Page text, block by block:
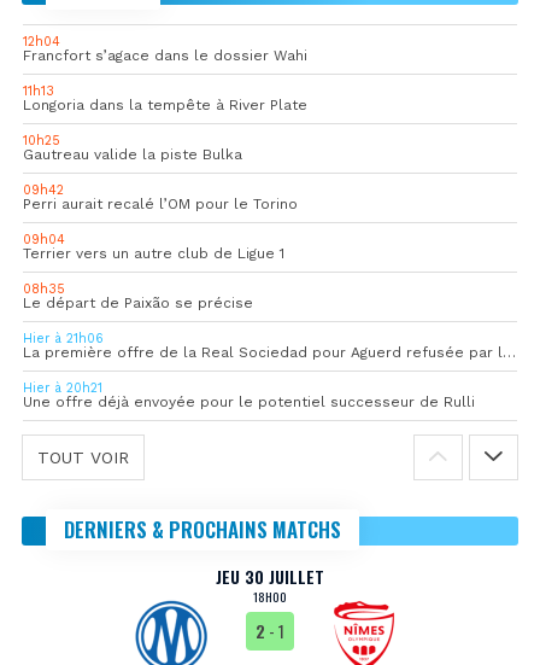
12h04
Francfort s’agace dans le dossier Wahi
11h13
Longoria dans la tempête à River Plate
10h25
Gautreau valide la piste Bulka
09h42
Perri aurait recalé l’OM pour le Torino
09h04
Terrier vers un autre club de Ligue 1
08h35
Le départ de Paixão se précise
Hier à 21h06
La première offre de la Real Sociedad pour Aguerd refusée par l’OM
Hier à 20h21
Une offre déjà envoyée pour le potentiel successeur de Rulli
TOUT VOIR
DERNIERS & PROCHAINS MATCHS
JEU 30 JUILLET
18H00
2 - 1